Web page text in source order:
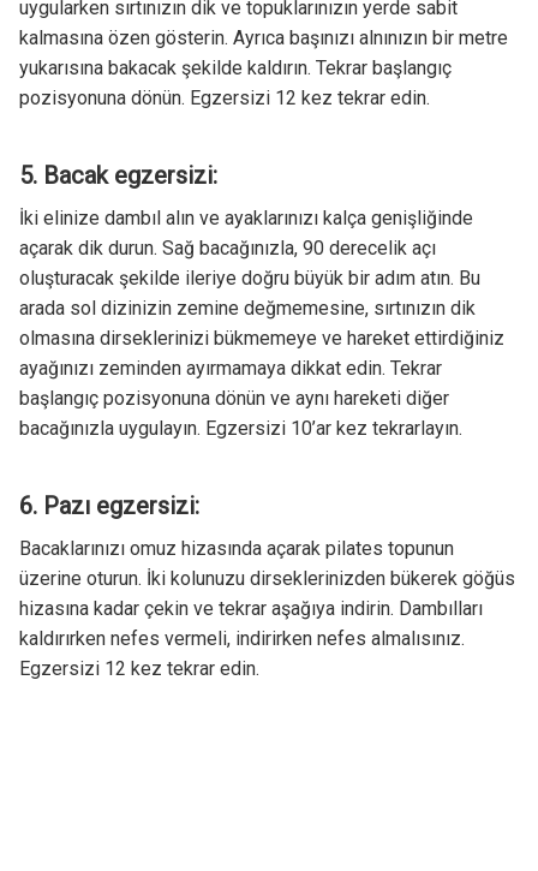
uygularken sırtınızın dik ve topuklarınızın yerde sabit
kalmasına özen gösterin. Ayrıca başınızı alnınızın bir metre
yukarısına bakacak şekilde kaldırın. Tekrar başlangıç
pozisyonuna dönün. Egzersizi 12 kez tekrar edin.
5. Bacak egzersizi:
İki elinize dambıl alın ve ayaklarınızı kalça genişliğinde
açarak dik durun. Sağ bacağınızla, 90 derecelik açı
oluşturacak şekilde ileriye doğru büyük bir adım atın. Bu
arada sol dizinizin zemine değmemesine, sırtınızın dik
olmasına dirseklerinizi bükmemeye ve hareket ettirdiğiniz
ayağınızı zeminden ayırmamaya dikkat edin. Tekrar
başlangıç pozisyonuna dönün ve aynı hareketi diğer
bacağınızla uygulayın. Egzersizi 10’ar kez tekrarlayın.
6. Pazı egzersizi:
Bacaklarınızı omuz hizasında açarak pilates topunun
üzerine oturun. İki kolunuzu dirseklerinizden bükerek göğüs
hizasına kadar çekin ve tekrar aşağıya indirin. Dambılları
kaldırırken nefes vermeli, indirirken nefes almalısınız.
Egzersizi 12 kez tekrar edin.